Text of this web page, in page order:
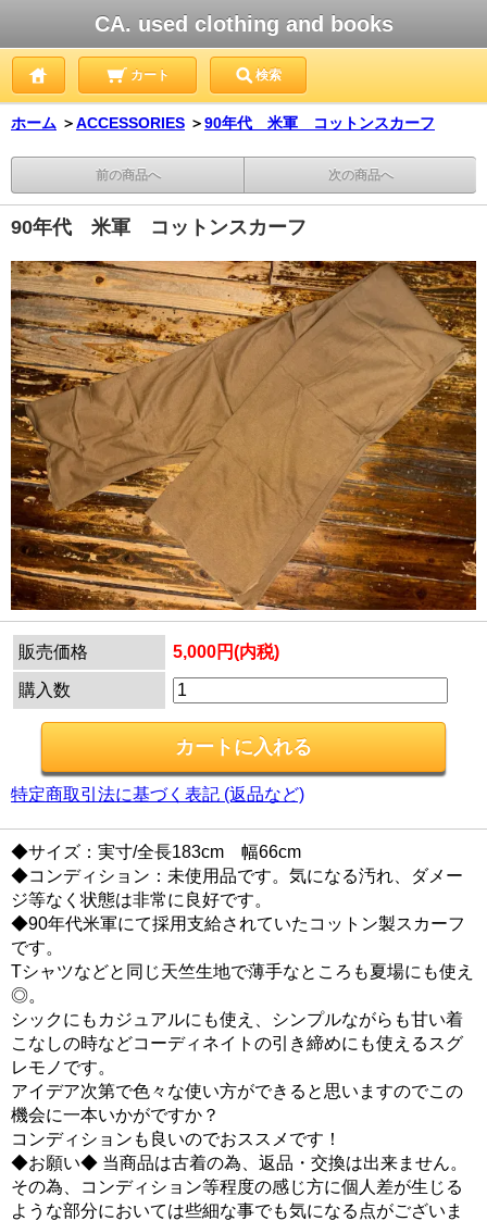
CA. used clothing and books
カート 検索
ホーム ＞ACCESSORIES ＞90年代 米軍 コットンスカーフ
前の商品へ 次の商品へ
90年代 米軍 コットンスカーフ
販売価格 5,000円(内税)
購入数
特定商取引法に基づく表記 (返品など)
◆サイズ：実寸/全長183cm 幅66cm
◆コンディション：未使用品です。気になる汚れ、ダメー
ジ等なく状態は非常に良好です。
◆90年代米軍にて採用支給されていたコットン製スカーフ
です。
Tシャツなどと同じ天竺生地で薄手なところも夏場にも使え
◎。
シックにもカジュアルにも使え、シンプルながらも甘い着
こなしの時などコーディネイトの引き締めにも使えるスグ
レモノです。
アイデア次第で色々な使い方ができると思いますのでこの
機会に一本いかがですか？
コンディションも良いのでおススメです！
◆お願い◆ 当商品は古着の為、返品・交換は出来ません。
その為、コンディション等程度の感じ方に個人差が生じる
ような部分においては些細な事でも気になる点がございま